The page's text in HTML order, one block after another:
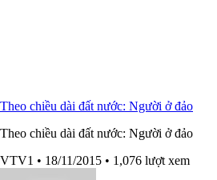
Theo chiều dài đất nước: Người ở đảo
Theo chiều dài đất nước: Người ở đảo
VTV1 • 18/11/2015 • 1,076 lượt xem